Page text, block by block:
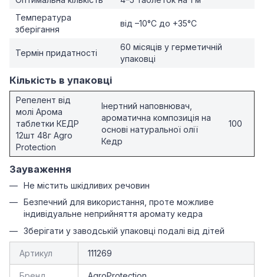
Температура
зберігання
від –10°C до +35°C
Термін придатності
60 місяців у герметичній
упаковці
Кількість в упаковці
Репелент від
молі Арома
таблетки КЕДР
12шт 48г Agro
Protection
Інертний наповнювач,
ароматична композиція на
основі натуральної олії
Кедр
100
Зауваження
Не містить шкідливих речовин
Безпечний для використання, проте можливе
індивідуальне неприйняття аромату кедра
Зберігати у заводській упаковці подалі від дітей
Артикул 111269